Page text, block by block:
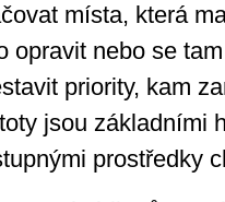
místa, která
opravit nebo se
priority, kam
jsou základními
prostředky